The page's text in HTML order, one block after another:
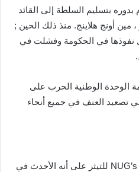
بتسليم السلطة إلى القائد
مين أونج هلاينج. منذ ذلك الحين ;
نفوذها في الحكومة وفشلت في
الوحدة الوطنية الحرب على
تصعيد العنف في جميع أنحاء
يمكن أن يُنظر إلى احتضان حزب NUG’s للتيثر على أنه الأحدث في